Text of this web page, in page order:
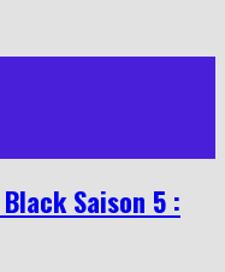
Saison 5 :